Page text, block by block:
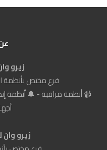
زيرو
فرع مختص بأنظمة
📹 أنظمة مراقبة - 🔔 أنظمة
زيرو وان